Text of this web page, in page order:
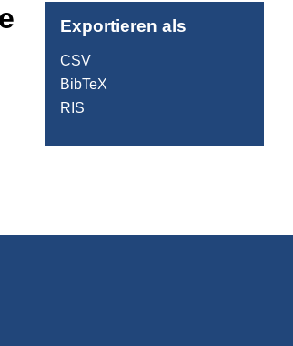
Exportieren als
CSV
BibTeX
RIS